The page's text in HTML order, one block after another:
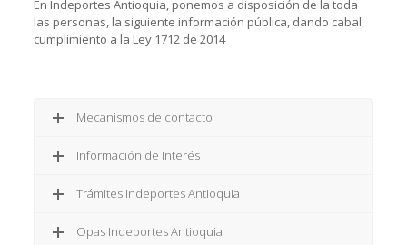
En Indeportes Antioquia, ponemos a disposición de la toda
las personas, la siguiente información pública, dando cabal
cumplimiento a la Ley 1712 de 2014
Mecanismos de contacto
Información de Interés
Trámites Indeportes Antioquia
Opas Indeportes Antioquia